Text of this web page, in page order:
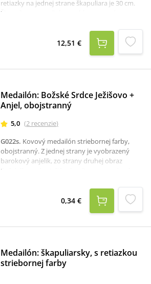
retiazky na jednej strane škapuliara je 30 cm.
Škapuliar sa prevlieka cez hlavu, nemá
12,51 €
Medailón: Božské Srdce Ježišovo +
Anjel, obojstranný
5,0 (2 recenzie)
G022s. Kovový medailón striebornej farby,
obojstranný. Z jednej strany je vyobrazený
barokový anjelik, zo strany druhej obraz
Božského srdca Ježišovho. Rozmery prívesku
0,34 €
Medailón: škapuliarsky, s retiazkou
striebornej farby